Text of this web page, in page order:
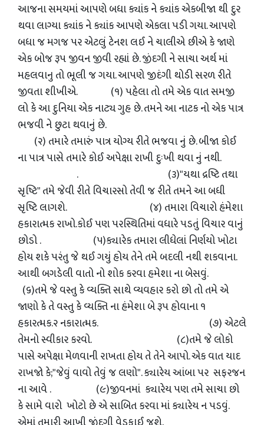
આજના સમયમાં આપણે બધા ક્યાંક ને ક્યાંક એકબીજા થી દુર
થવા લાગ્યા ક્યાંક ને ક્યાંક આપણે એકલા પડી ગયા. આપણે
બધા જ મગજ પર એટલું ટેનશ લઈ ને ચાલીએ છીએ કે જાણે
એક બોજ રૂપ જીવન જીવી રહ્યાં છે. જીંદગી ને સાચા અર્થ માં
મહલવાનુ તો ભૂલી જ ગયા. આપણે જીદંગી થોડી સરળ રીતે
જીવતા શીખીએ. (૧) પહેલા તો તમે એક વાત સમજી
લો કે આ દુનિયા એક નાટ્ય ગુહ છે. તમને આ નાટક નો એક પાત્ર
ભજવી ને છુટા થવાનું છે.
(૨) તમારે તમારું પાત્ર યોગ્ય રીતે ભજવા નું છે. બીજા કોઈ
ના પાત્ર પાસે તમારે કોઈ અપેક્ષા રાખી દુઃખી થવા નું નથી.
. (૩)"યથા દ્રષ્ટિ તથા
સૃષ્ટિ" તમે જેવી રીતે વિચારસો તેવી જ રીતે તમને આ બધી
સૃષ્ટિ લાગશે. (૪) તમારા વિચારો હંમેશા
હકારાત્મક રાખો.કોઈ પણ પરસ્થિતિમાં વધારે પડતું વિચાર વાનું
છોડો . (૫)ક્યારેક તમારા લીધેલાં નિર્ણયો ખોટા
હોય શકે પરંતુ જે થઈ ગયું હોય તેને તમે બદલી નથી શકવાના.
આથી બગડેલી વાતો નો શોક કરવા હમેશા ના બેસવું.
(૬)તમે જે વસ્તુ કે વ્યક્તિ સાથે વ્યવહાર કરો છો તો તમે એ
જાણો કે તે વસ્તુ કે વ્યક્તિ ના હંમેશા બે રૂપ હોવાના ૧
હકારત્મક.૨ નકારાત્મક. (૭) એટલે
તેમનો સ્વીકાર કરવો. (૮)તમે જે લોકો
પાસે અપેક્ષા મેળવાની રાખતા હોય તે તેને આપો. એક વાત યાદ
રાખજો કે;"જેવું વાવો તેવું જ લણો". ક્યારેય આંબા પર સફરજન
ના આવે . (૯)જીવનમાં ક્યારેય પણ તમે સાચા છો
કે સામે વારો ખોટો છે એ સાબિત કરવા માં ક્યારેય ન પડવું.